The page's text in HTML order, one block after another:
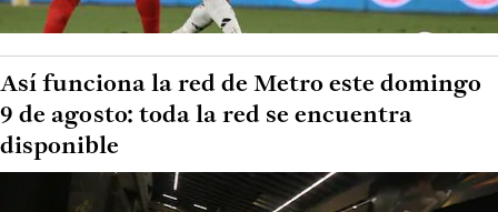
Así funciona la red de Metro este domingo
9 de agosto: toda la red se encuentra
disponible